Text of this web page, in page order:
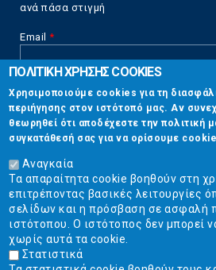
ανά πάσα στιγμή
Email *
CAPTCHA
This
question is
for testing
whether or
not you are a
human visitor
and to
prevent
automated
spam
submissions.
Επικοινωνία
Στουρνάρη 17, Αθήνα 10683
2103304444
info@ekpizo.gr
www.ekpizo.gr
ΠΟΛΙΤΙΚΗ ΧΡΗΣΗΣ COOKIES
Χρησιμοποιούμε cookies για τη
περιήγησης στον ιστότοπό μας. Αν
θεωρηθεί ότι αποδέχεστε την πολιτική
συγκατάθεσή σας για να ορίσουμε
Αναγκαία
Τα απαραίτητα cookie βοηθούν στη
επιτρέποντας βασικές λειτουργίες
σελίδων και η πρόσβαση σε ασφαλή
ιστότοπου. Ο ιστότοπος δεν μπορεί
χωρίς αυτά τα cookie.
Στατιστικά